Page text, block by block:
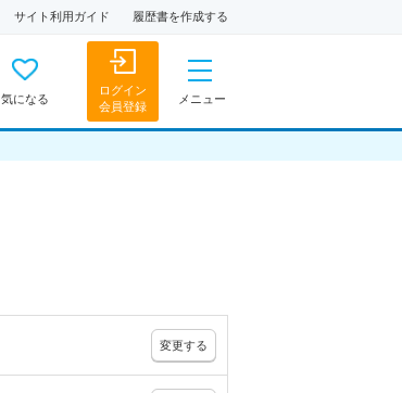
サイト利用ガイド 履歴書を作成する
気になる
ログイン
会員登録
メニュー
変更する